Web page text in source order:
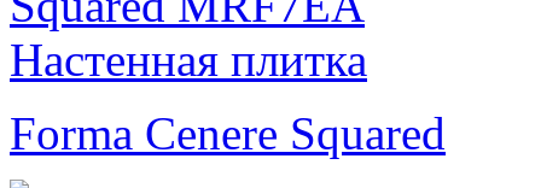
Forma Cenere Squared